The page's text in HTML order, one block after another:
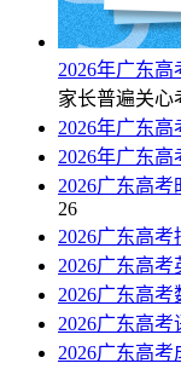
2026年广东
家长普遍关心
2026年广东高
2026年广东高
2026广东高
26
2026广东高考
2026广东高
2026广东高
2026广东高
2026广东高考